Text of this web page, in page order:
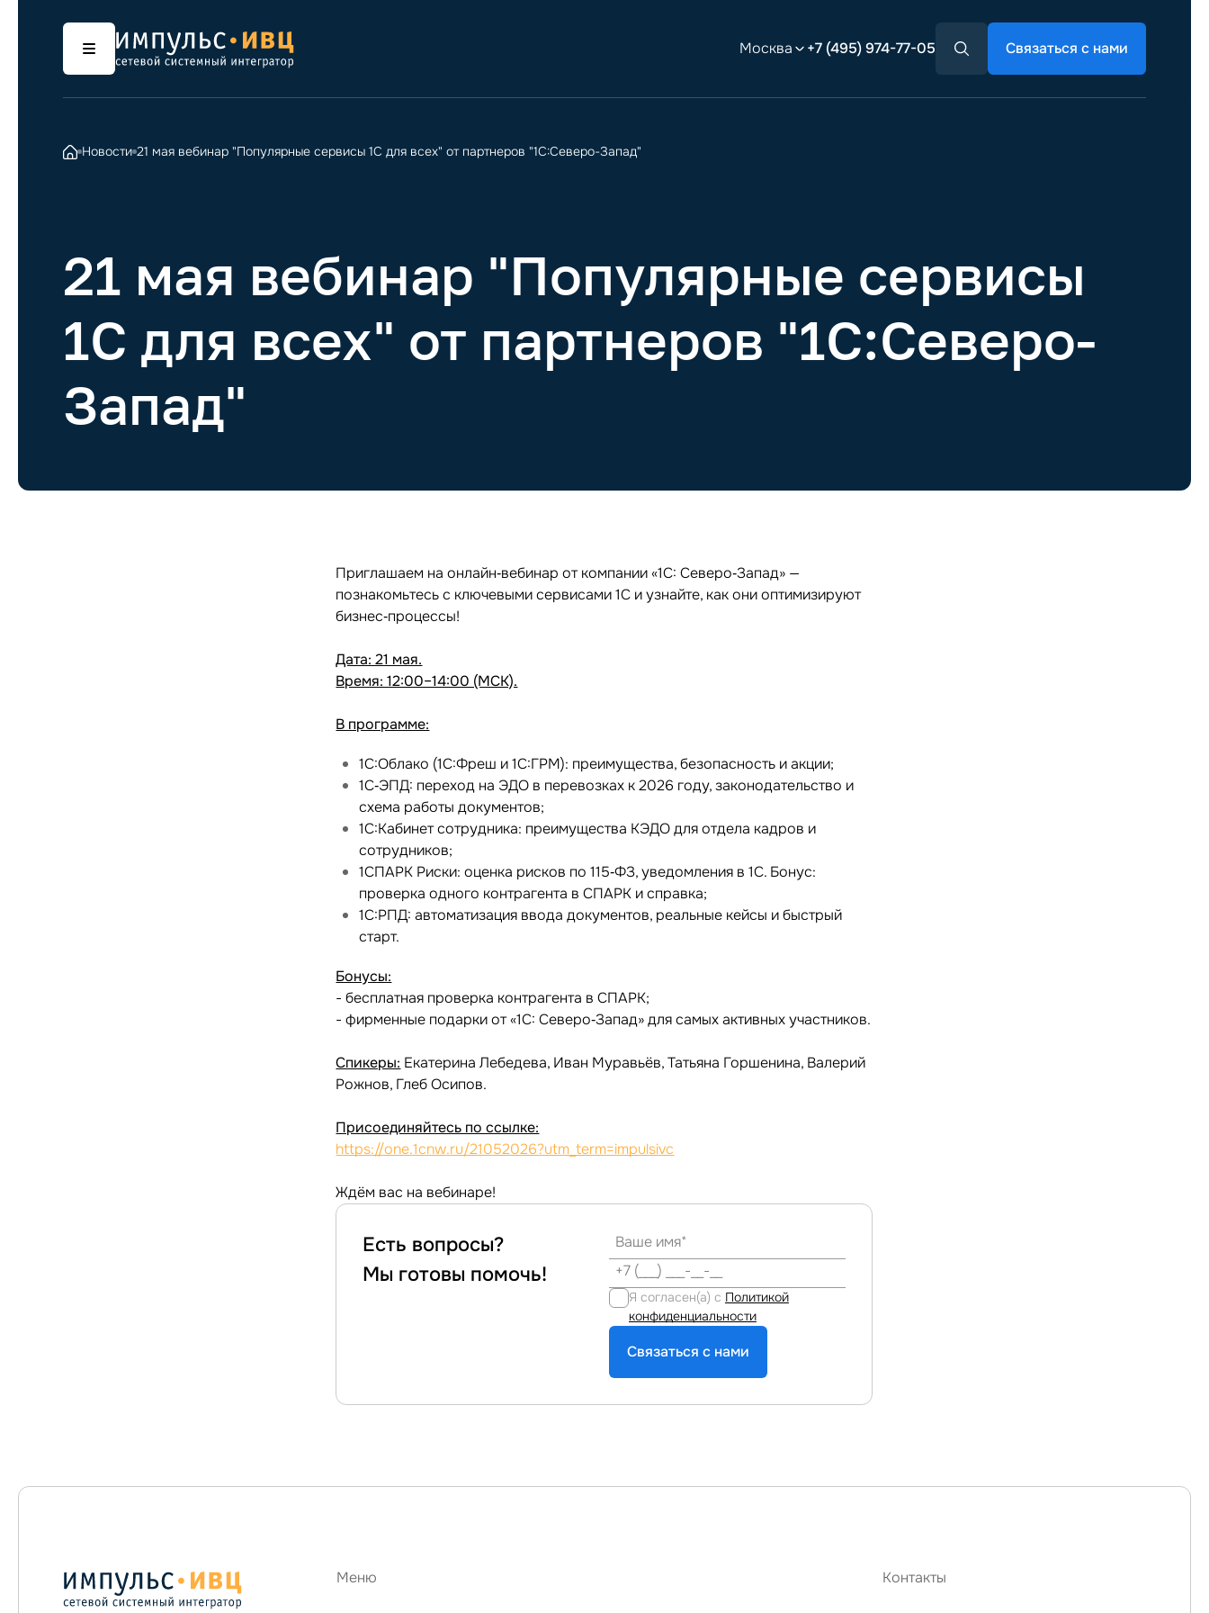
Москва +7 (495) 974-77-05 Связаться с нами
Новости 21 мая вебинар "Популярные сервисы 1С для всех" от партнеров "1С:Северо-Запад"
21 мая вебинар "Популярные сервисы
1С для всех" от партнеров "1С:Северо-
Запад"
Приглашаем на онлайн‑вебинар от компании «1С: Северо‑Запад» —
познакомьтесь с ключевыми сервисами 1С и узнайте, как они оптимизируют
бизнес‑процессы!
Дата: 21 мая.
Время: 12:00–14:00 (МСК).
В программе:
1С:Облако (1С:Фреш и 1С:ГРМ): преимущества, безопасность и акции;
1С‑ЭПД: переход на ЭДО в перевозках к 2026 году, законодательство и
схема работы документов;
1С:Кабинет сотрудника: преимущества КЭДО для отдела кадров и
сотрудников;
1СПАРК Риски: оценка рисков по 115‑ФЗ, уведомления в 1С. Бонус:
проверка одного контрагента в СПАРК и справка;
1С:РПД: автоматизация ввода документов, реальные кейсы и быстрый
старт.
Бонусы:
- бесплатная проверка контрагента в СПАРК;
- фирменные подарки от «1С: Северо‑Запад» для самых активных участников.
Спикеры: Екатерина Лебедева, Иван Муравьёв, Татьяна Горшенина, Валерий
Рожнов, Глеб Осипов.
Присоединяйтесь по ссылке:
https://one.1cnw.ru/21052026?utm_term=impulsivc
Ждём вас на вебинаре!
Есть вопросы?
Мы готовы помочь!
Я согласен(а) с Политикой
конфиденциальности
Связаться с нами
Меню Контакты